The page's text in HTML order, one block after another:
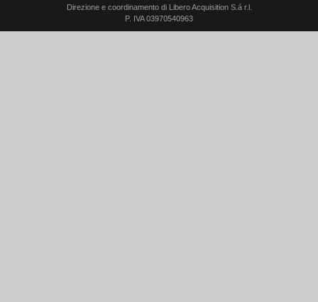
Direzione e coordinamento di Libero Acquisition S.á r.l.
P. IVA 03970540963